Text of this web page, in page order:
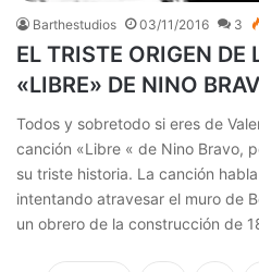
Barthestudios 03/11/2016 3
EL TRISTE ORIGEN
«LIBRE» DE NINO
Todos y sobretodo si eres de
canción «Libre « de Nino Bravo,
su triste historia. La canción
intentando atravesar el muro de
un obrero de la construcción de